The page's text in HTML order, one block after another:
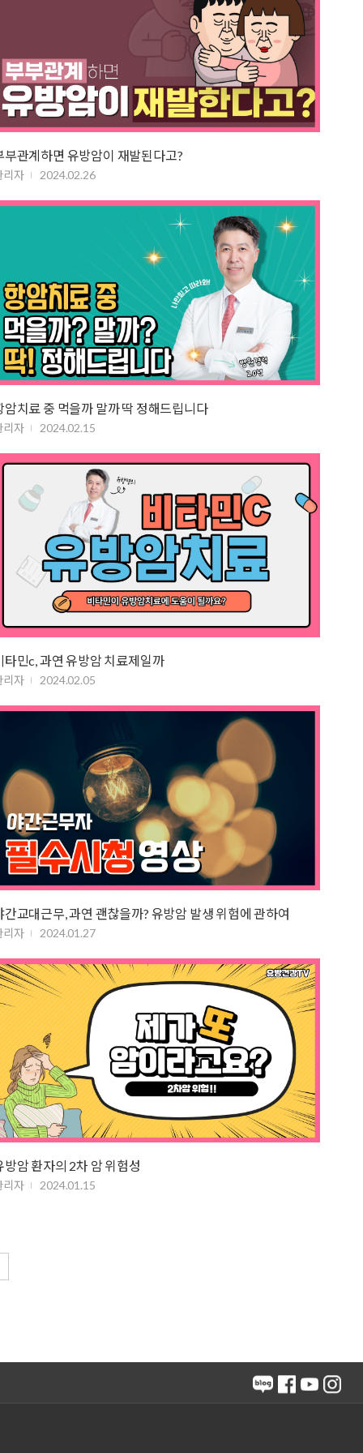
부관계하면 유방암이 재발된다고?
리자 2024.02.26
암치료 중 먹을까 말까 딱 정해드립니다
리자 2024.02.15
타민c, 과연 유방암 치료제일까
리자 2024.02.05
간교대근무, 과연 괜찮을까? 유방암 발생 위험에 관하여
리자 2024.01.27
방암 환자의 2차 암 위험성
리자 2024.01.15